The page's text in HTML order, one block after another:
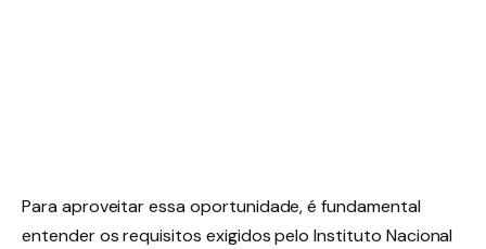
Para aproveitar essa oportunidade, é fundamental
entender os requisitos exigidos pelo Instituto Nacional